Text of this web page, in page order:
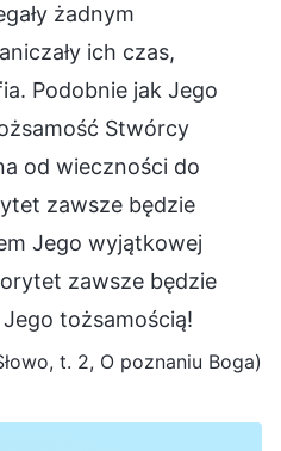
żadnym
ich czas,
Podobnie jak Jego
Stwórcy
od wieczności do
zawsze będzie
Jego wyjątkowej
zawsze będzie
tożsamością!
t. 2, O poznaniu Boga)